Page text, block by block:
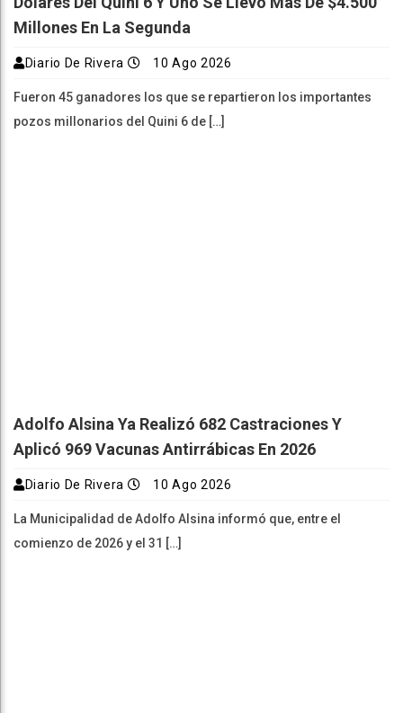
Millones En La Segunda
Diario De Rivera 10 Ago 2026
Fueron 45 ganadores los que se repartieron los importantes
pozos millonarios del Quini 6 de […]
Adolfo Alsina Ya Realizó 682 Castraciones Y
Aplicó 969 Vacunas Antirrábicas En 2026
Diario De Rivera 10 Ago 2026
La Municipalidad de Adolfo Alsina informó que, entre el
comienzo de 2026 y el 31 […]